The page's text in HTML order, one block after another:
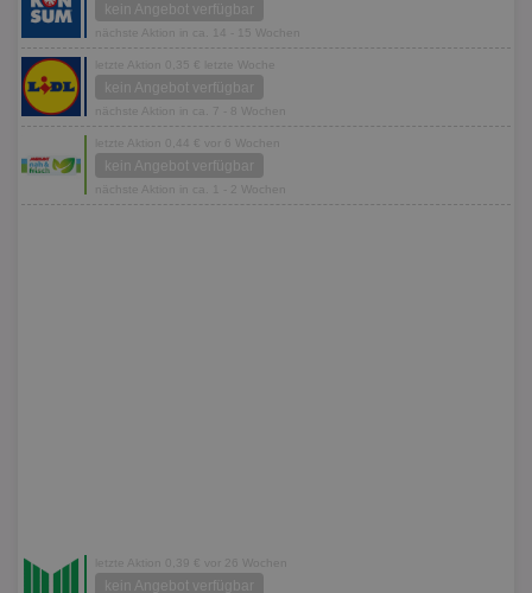
kein Angebot verfügbar
nächste Aktion in ca. 14 - 15 Wochen
letzte Aktion 0,35 € letzte Woche
kein Angebot verfügbar
nächste Aktion in ca. 7 - 8 Wochen
letzte Aktion 0,44 € vor 6 Wochen
kein Angebot verfügbar
nächste Aktion in ca. 1 - 2 Wochen
letzte Aktion 0,39 € vor 26 Wochen
kein Angebot verfügbar